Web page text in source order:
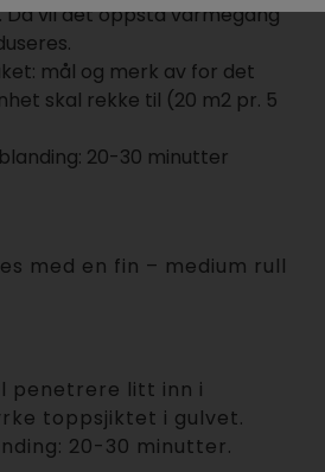
vil det oppstå varmegang
mål og merk av for det
skal rekke til (20 m2 pr. 5
20-30 minutter
med en fin – medium rull
penetrere litt inn i
toppsjiktet i gulvet.
20-30 minutter.